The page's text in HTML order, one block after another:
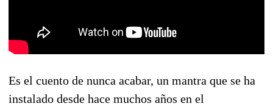
Es el cuento de nunca acabar, un mantra que se ha
instalado desde hace muchos años en el